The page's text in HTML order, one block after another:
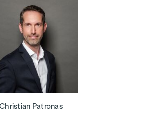
Christian Patronas